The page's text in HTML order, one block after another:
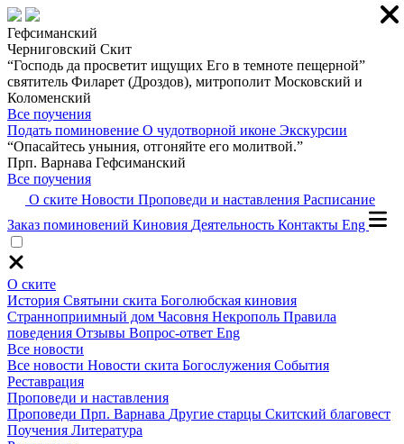
Гефсиманский
Черниговский Скит
“Господь да просветит ищущих Его в темноте пещерной”
святитель Филарет (Дроздов), митрополит Московский и
Коломенский
Все поучения
Подать поминовение О чудотворной иконе Экскурсии
“Опасайтесь уныния, отгоняйте его молитвой.”
Прп. Варнава Гефсиманский
Все поучения
О ските Новости Проповеди и наставления Расписание
Заказ поминовений Киновия Деятельность Контакты Eng
О ските
История Святыни скита Боголюбская киновия
Странноприимный дом Часовня Некрополь Правила
поведения Отзывы Вопрос-ответ Eng
Все новости
Все новости Новости скита Богослужения События
Реставрация
Проповеди и наставления
Проповеди Прп. Варнава Другие старцы Скитский благовест
Поучения Литература